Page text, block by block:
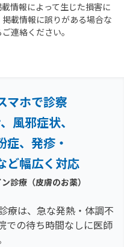
情報によって生じた損害に
載情報に誤りがある場合な
連絡ください。
マホで診察
風邪症状、
、 発疹・
ど幅広く対応
診療（皮膚のお薬）
療は、急な発熱・体調不
での待ち時間なしに医師